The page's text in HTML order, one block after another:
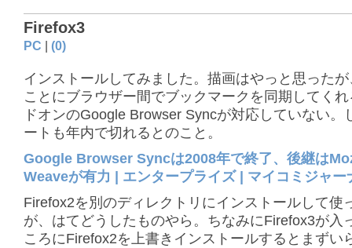
Firefox3
PC (0)
インストールしてみました。描画はやっと思った
ことにブラウザー間でブックマークを同期してく
ドオンのGoogle Browser Syncが対応していない。
ートも年内で切れるとのこと。
Google Browser Syncは2008年で終了、後継は
Weaveが有力 | エンタープライズ | マイコミジャー
Firefox2を別のディレクトリにインストールして使
が、はてどうしたものやら。ちなみにFirefox3が入
ころにFirefox2を上書きインストールするとまずい